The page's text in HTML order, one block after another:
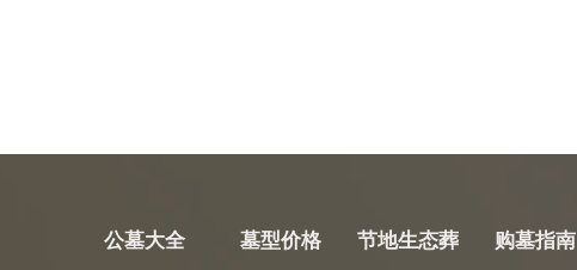
公墓大全 墓型价格 节地生态葬 购墓指南